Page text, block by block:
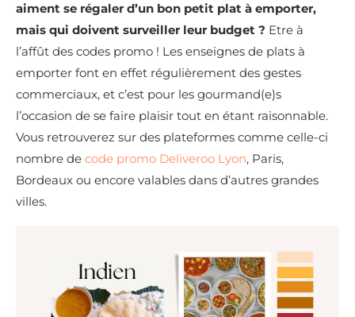
aiment se régaler d’un bon petit plat à emporter,
mais qui doivent surveiller leur budget ? Etre à
l’affût des codes promo ! Les enseignes de plats à
emporter font en effet régulièrement des gestes
commerciaux, et c’est pour les gourmand(e)s
l’occasion de se faire plaisir tout en étant raisonnable.
Vous retrouverez sur des plateformes comme celle-ci
nombre de code promo Deliveroo Lyon, Paris,
Bordeaux ou encore valables dans d’autres grandes
villes.